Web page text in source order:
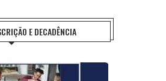
E DECADÊNCIA